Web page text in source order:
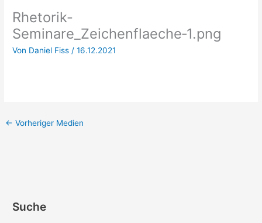
Rhetorik-
Seminare_Zeichenflaeche‑1.png
Von Daniel Fiss /16.12.2021
← Vorheriger Medien
Suche